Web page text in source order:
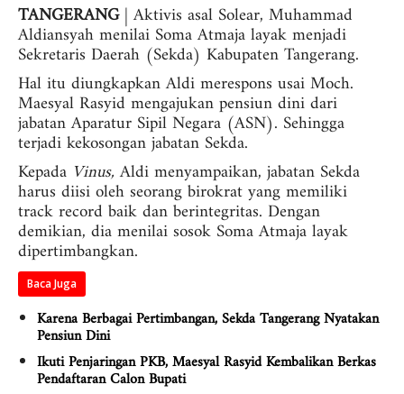
TANGERANG| Aktivis asal Solear, Muhammad
Aldiansyah menilai Soma Atmaja layak menjadi
Sekretaris Daerah (Sekda) Kabupaten Tangerang.
Hal itu diungkapkan Aldi merespons usai Moch.
Maesyal Rasyid mengajukan pensiun dini dari
jabatan Aparatur Sipil Negara (ASN). Sehingga
terjadi kekosongan jabatan Sekda.
Kepada Vinus,Aldi menyampaikan, jabatan Sekda
harus diisi oleh seorang birokrat yang memiliki
track record baik dan berintegritas. Dengan
demikian, dia menilai sosok Soma Atmaja layak
dipertimbangkan.
Baca Juga
Karena Berbagai Pertimbangan, Sekda Tangerang Nyatakan
Pensiun Dini
Ikuti Penjaringan PKB, Maesyal Rasyid Kembalikan Berkas
Pendaftaran Calon Bupati